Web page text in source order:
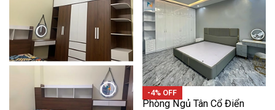
-4% OFF
Phòng Ngủ Tân Cổ Điển